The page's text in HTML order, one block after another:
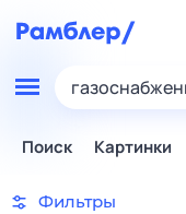
Поиск Картинки
Фильтры